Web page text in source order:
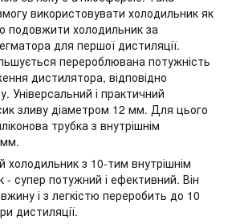
використовувати холодильник як
подовжити холодильник за
для першої дистиляції.
перероблювана потужність
дистилятора, відповідно
Універсальний і практичний
зливу діаметром 12 мм. Для цього
трубка з внутрішнім
з 10-тим внутрішнім
- супер потужний і ефективний. Він
і з легкістю переробить до 10
дистиляції.